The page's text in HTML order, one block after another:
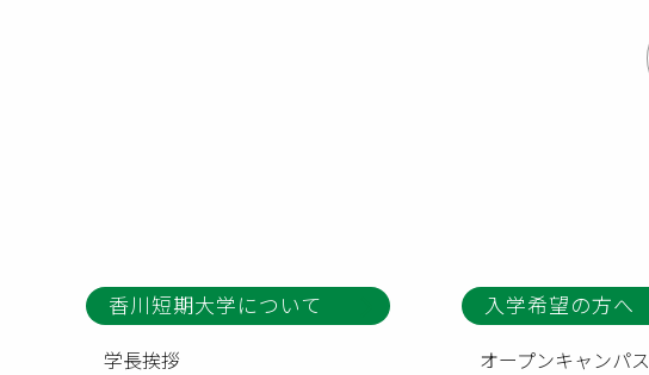
香川短期大学について
学長挨拶
入学希望の方へ
オープンキャンパス